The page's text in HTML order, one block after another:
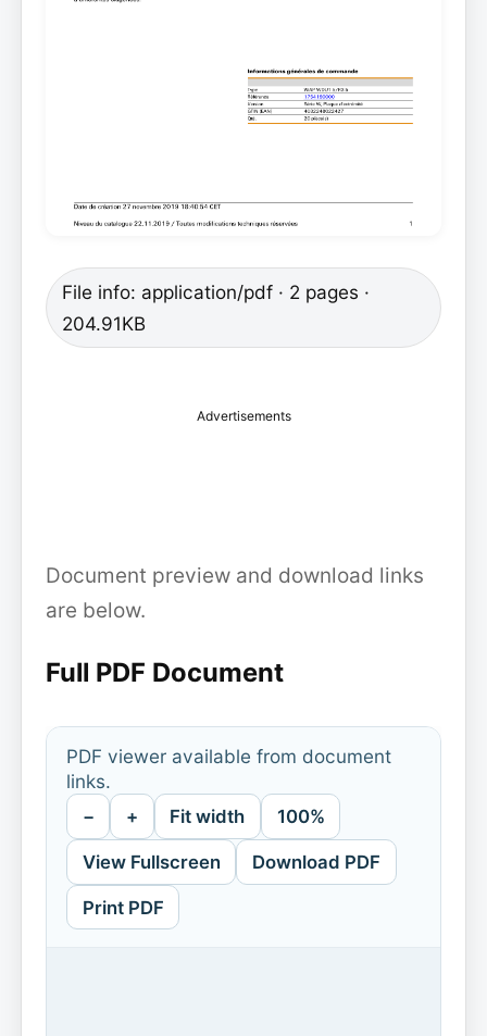
File info: application/pdf · 2 pages ·
204.91KB
Advertisements
Document preview and download links
are below.
Full PDF Document
PDF viewer available from document
links.
− + Fit width 100%
View Fullscreen Download PDF
Print PDF